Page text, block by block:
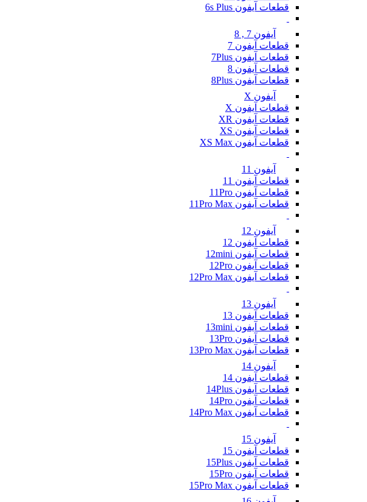
قطعات آیفون 6s Plus
آیفون 7 , 8
قطعات آیفون 7
قطعات آیفون 7Plus
قطعات آیفون 8
قطعات آیفون 8Plus
آیفون X
قطعات آیفون X
قطعات آیفون XR
قطعات آیفون XS
قطعات آیفون XS Max
آیفون 11
قطعات آیفون 11
قطعات آیفون 11Pro
قطعات آیفون 11Pro Max
آیفون 12
قطعات آیفون 12
قطعات آیفون 12mini
قطعات آیفون 12Pro
قطعات آیفون 12Pro Max
آیفون 13
قطعات آیفون 13
قطعات آیفون 13mini
قطعات آیفون 13Pro
قطعات آیفون 13Pro Max
آیفون 14
قطعات آیفون 14
قطعات آیفون 14Plus
قطعات آیفون 14Pro
قطعات آیفون 14Pro Max
آیفون 15
قطعات آیفون 15
قطعات آیفون 15Plus
قطعات آیفون 15Pro
قطعات آیفون 15Pro Max